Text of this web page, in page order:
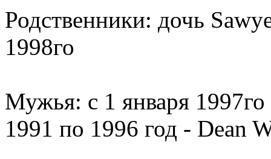
Родственники: дочь
1998го
Мужья: с 1 января
1991 по 1996 год - Dean